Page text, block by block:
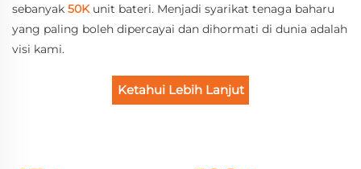
sebanyak 50K unit bateri. Menjadi syarikat tenaga baharu
yang paling boleh dipercayai dan dihormati di dunia adalah
visi kami.
Ketahui Lebih Lanjut